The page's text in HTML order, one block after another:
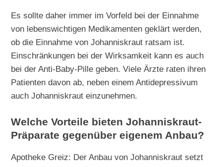
Es sollte daher immer im Vorfeld bei der Einnahme
von lebenswichtigen Medikamenten geklärt werden,
ob die Einnahme von Johanniskraut ratsam ist.
Einschränkungen bei der Wirksamkeit kann es auch
bei der Anti-Baby-Pille geben. Viele Ärzte raten ihren
Patienten davon ab, neben einem Antidepressivum
auch Johanniskraut einzunehmen.
Welche Vorteile bieten Johanniskraut-
Präparate gegenüber eigenem Anbau?
Apotheke Greiz: Der Anbau von Johanniskraut setzt